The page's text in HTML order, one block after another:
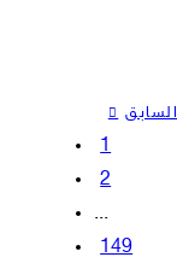
السابق
1
2
...
149